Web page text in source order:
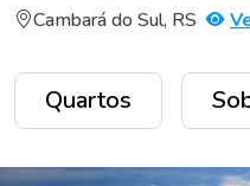
Cambará do Sul, RS
Quartos